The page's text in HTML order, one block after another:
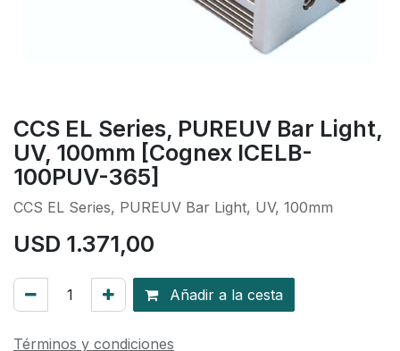
CCS EL Series, PUREUV Bar Light,
UV, 100mm [Cognex ICELB-
100PUV-365]
CCS EL Series, PUREUV Bar Light, UV, 100mm
USD 1.371,00
Añadir a la cesta
Términos y condiciones